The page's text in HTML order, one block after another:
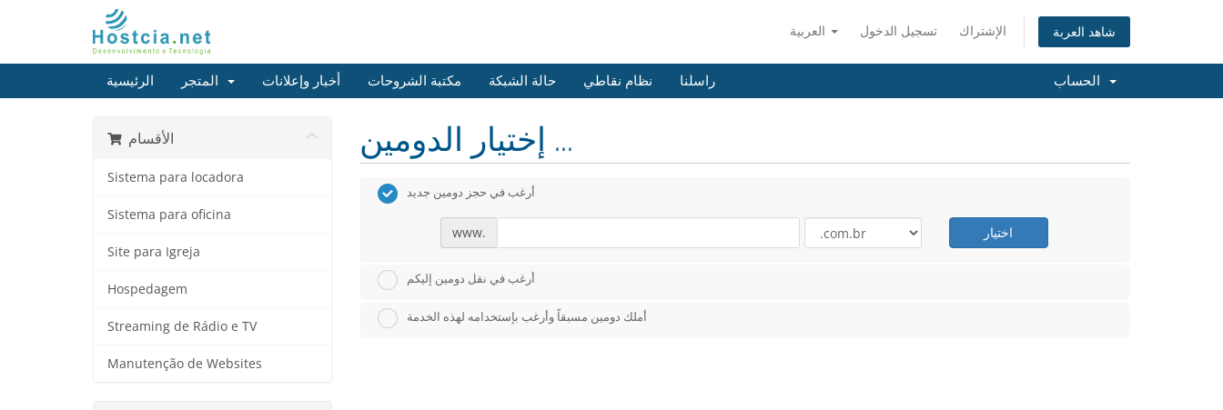
تسجيل الدخول الإشتراك شاهد العربة
الرئيسية أخبار وإعلانات مكتبة الشروحات حالة الشبكة نظام نقاطي راسلنا
الأقسام
Sistema para locadora
Sistema para oficina
Site para Igreja
Hospedagem
Streaming de Rádio e TV
Manutenção de Websites
إختيار الدومين ...
أرغب في حجز دومين جديد
www. اختيار
أرغب في نقل دومين إليكم
أملك دومين مسبقاً وأرغب بإستخدامه لهذه الخدمة